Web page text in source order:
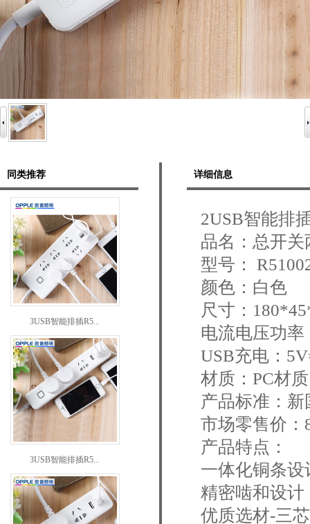
同类推荐
3USB智能排插R5...
3USB智能排插R5...
详细信息
2USB智能排
品名：总开关
型号：
颜色：白色
尺寸：
电流电压功率
USB充电：
材质：PC材
产品标准：新
市场零售价：
产品特点：
一体化铜条
精密啮和设计
优质选材-三